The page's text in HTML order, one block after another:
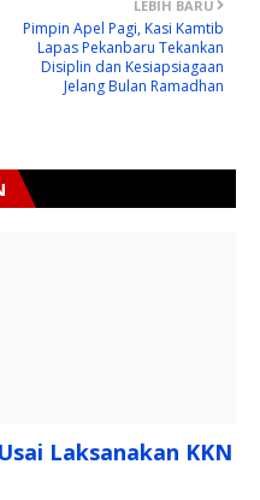
LEBIH BARU
Pimpin Apel Pagi, Kasi Kamtib
Lapas Pekanbaru Tekankan
Disiplin dan Kesiapsiagaan
Jelang Bulan Ramadhan
Laksanakan KKN